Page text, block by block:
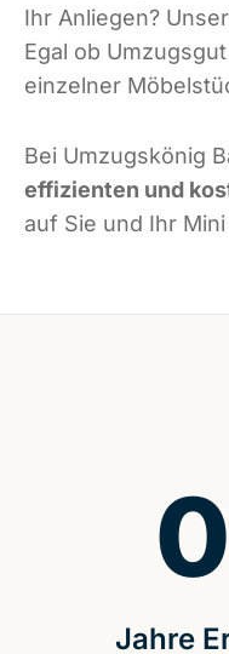
Ihr Anliegen?
Egal ob
einzelner
Bei Umzugskönig
effizienten und
auf Sie und Ihr
Jahre
0